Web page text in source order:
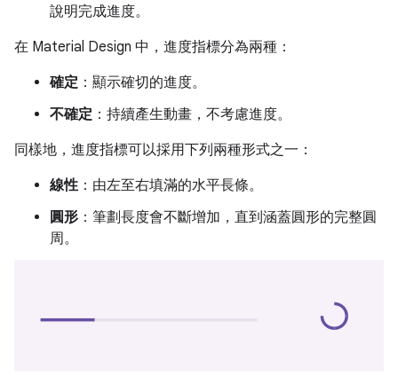
說明完成進度。
在 Material Design 中，進度指標分為兩種：
確定 ：顯示確切的進度。
不確定 ：持續產生動畫，不考慮進度。
同樣地，進度指標可以採用下列兩種形式之一：
線性：由左至右填滿的水平長條。
圓形 ：筆劃長度會不斷增加，直到涵蓋圓形的完整圓
周。